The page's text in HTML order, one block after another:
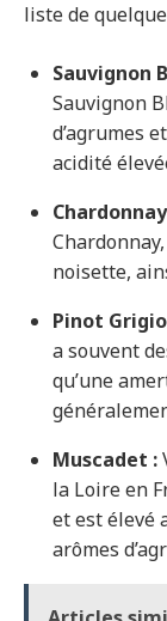
liste de
Sauvignon
Sauvignon
d’agrumes
acidité
noisette,
Pinot
a souvent
qu’une
Muscadet :
la Loire en
et est élevé
arômes